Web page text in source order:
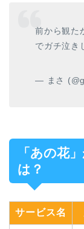
前から観た
でガチ泣き
— まさ
「あの花
は？
サービス名